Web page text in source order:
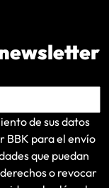
de sus datos
BBK para el envío
que puedan
o revocar